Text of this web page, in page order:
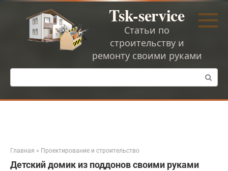
Перейти
Tsk-service
Статьи по
строительству и
ремонту своими руками
Поиск:
Главная » Проектирование и строительство
Детский домик из поддонов своими руками